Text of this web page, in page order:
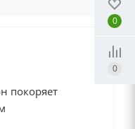
покоряет
усеивают
0
0